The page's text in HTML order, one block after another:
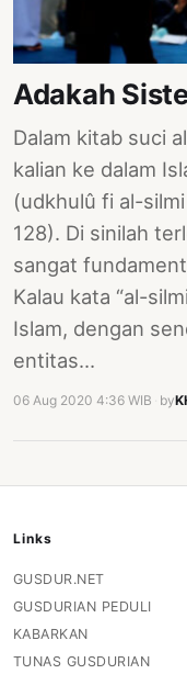
Adakah
Dalam kitab suci
kalian ke dalam
(udkhulû fi al-
128). Di sinilah
sangat
Kalau kata “al-
Islam, dengan
entitas…
06 Aug 2020 4:36 WIB by
Links
GUSDUR.NET
GUSDURIAN PEDULI
KABARKAN
TUNAS GUSDURIAN